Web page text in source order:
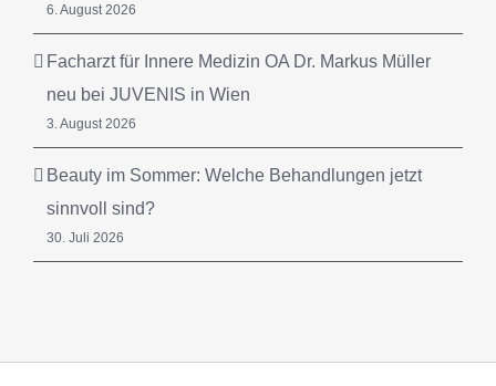
6. August 2026
Facharzt für Innere Medizin OA Dr. Markus Müller
neu bei JUVENIS in Wien
3. August 2026
Beauty im Sommer: Welche Behandlungen jetzt
sinnvoll sind?
30. Juli 2026